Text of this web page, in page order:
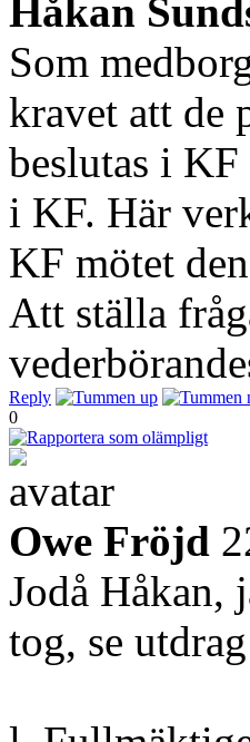
Håkan
Som
kravet att de
beslutas i
i KF. Här
KF mötet
Att ställa
Reply
0
Owe Fröjd
Jodå Håkan,
tog, se